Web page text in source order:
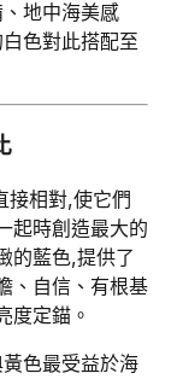
地中海美感
色對此搭配至
相對,使它們
起時創造最大的
的藍色,提供了
、自信、有根基
定錨。
色最受益於海